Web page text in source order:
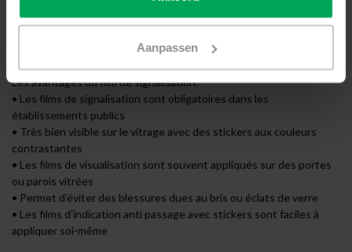
Aanpassen
film adhésif de
visualisation
Les avantages du film de signalisation:
• Les films de signalisation sont obligatoires dans les
établissements publics
• Très bien visible sur le vitrage avec des stickers aux couleurs
contrastantes
• Les films de visualisation sont souvent appliqués sur des portes
ou parois vitrées
• Permet d’éviter des blessures dues au bris ou éclats de verre
• Les films d’indication anti passage avec stickers sont faciles à
appliquer soi-même